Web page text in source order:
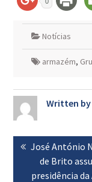
Notícias
armazém,
Written by
Navegação
de
artigos
Previous
post:
José António
de Brito
presidência da